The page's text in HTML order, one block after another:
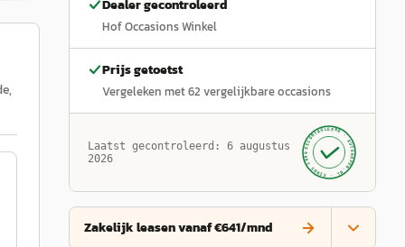
Dealer gecontroleerd
Hof Occasions Winkel
Prijs getoetst
Vergeleken met62 vergelijkbare occasions
Laatst gecontroleerd: 6 augustus
2026
GECONTROLEERD ·
AUTOKOPEN.NL
· SINDS 1999 ·
Zakelijk leasen vanaf €641/mnd